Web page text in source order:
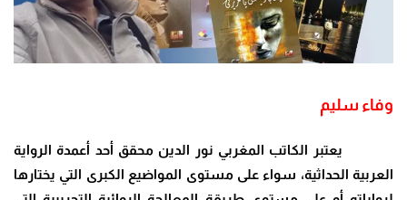
وفاء سليم
يعتبر الكاتب المغربي نور الدين محقق أحد أعمدة الرواية
العربية الحداثية، سواء على مستوى المواضيع الكبرى التي يختارها